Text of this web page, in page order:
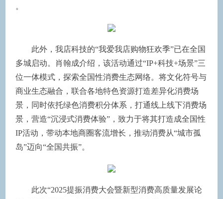
。
此外，我店科技的“我爱我店购物狂欢季”已在全国
多城启动。肖翰成介绍，该活动通过“IP+科技+场景”三
位一体模式，探索全国性消费生态网络。将文化符号与
商业生态融合，联合各地特色资源打造差异化消费场
景，同时依托绿色消费积分体系，打通线上线下消费场
景，营造“沉浸式消费体验”，致力于将其打造成全国性
IP活动，带动本地商圈客流增长，推动消费从“城市孤
岛”迈向“全国共振”。
此次“2025提振消费大会暨新型消费高质量发展论